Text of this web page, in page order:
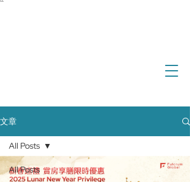
``
文章
All Posts
All Posts